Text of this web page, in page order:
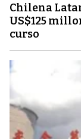
Chilena
US$125
curso